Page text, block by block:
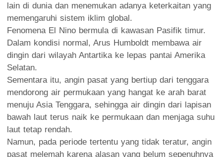
lain di dunia dan menemukan adanya keterkaitan yang
memengaruhi sistem iklim global.
Fenomena El Nino bermula di kawasan Pasifik timur.
Dalam kondisi normal, Arus Humboldt membawa air
dingin dari wilayah Antartika ke lepas pantai Amerika
Selatan.
Sementara itu, angin pasat yang bertiup dari tenggara
mendorong air permukaan yang hangat ke arah barat
menuju Asia Tenggara, sehingga air dingin dari lapisan
bawah laut terus naik ke permukaan dan menjaga suhu
laut tetap rendah.
Namun, pada periode tertentu yang tidak teratur, angin
pasat melemah karena alasan yang belum sepenuhnya